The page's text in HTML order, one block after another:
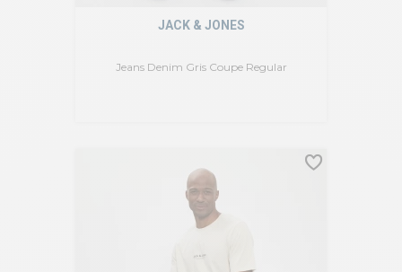
Jeans Denim Gris Coupe Regular
JACK & JONES